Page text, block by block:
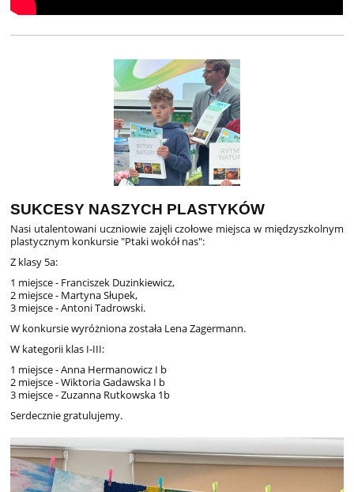
SUKCESY NASZYCH PLASTYKÓW
Nasi utalentowani uczniowie zajęli czołowe miejsca w międzyszkolnym
plastycznym konkursie "Ptaki wokół nas":
Z klasy 5a:
1 miejsce - Franciszek Duzinkiewicz,
2 miejsce - Martyna Słupek,
3 miejsce - Antoni Tadrowski.
W konkursie wyróżniona została Lena Zagermann.
W kategorii klas I-III:
1 miejsce - Anna Hermanowicz I b
2 miejsce - Wiktoria Gadawska I b
3 miejsce - Zuzanna Rutkowska 1b
Serdecznie gratulujemy.